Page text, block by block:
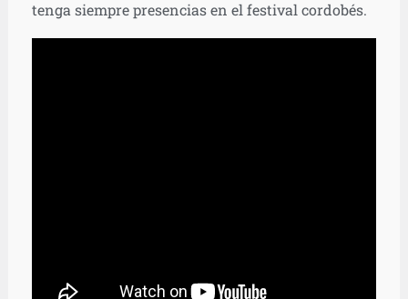
tenga siempre presencias en el festival cordobés.